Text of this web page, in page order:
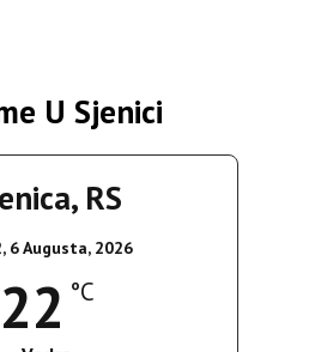
U Sjenici
RS
6 Augusta, 2026
22 °C